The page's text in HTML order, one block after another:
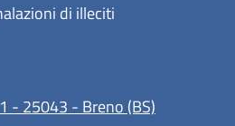
di illeciti
- 25043 - Breno (BS)